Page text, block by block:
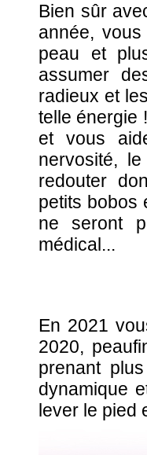
Bien sûr
année,
peau et
assumer
radieux et
telle énergie
et vous
nervosité,
redouter
petits bobos
ne seront
médical...
En 2021
2020,
prenant
dynamique
lever le pied